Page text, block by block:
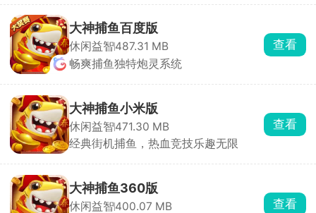
机
捕
鱼
游
拥
有
多
种
本
供
玩
大神捕鱼百度版
休闲益智487.31 MB
畅爽捕鱼独特炮灵系统
查看
大神捕鱼小米版
休闲益智471.30 MB
经典街机捕鱼，热血竞技乐趣无限
查看
大神捕鱼360版
休闲益智400.07 MB
查看